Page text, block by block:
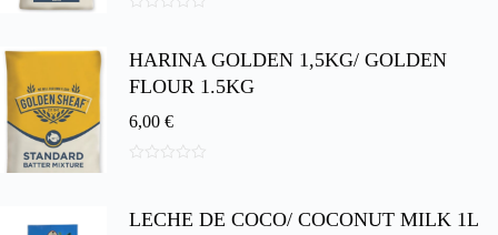
e
HARINA GOLDEN 1,5KG/ GOLDEN
FLOUR 1.5KG
6,00 €
5
LECHE DE COCO/ COCONUT MILK 1L